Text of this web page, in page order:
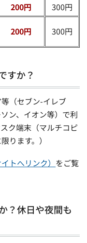
200円
300円
200円 300円
すか？
（セブン-イレブ
ン、イオン等）で利
ク端末（マルチコピ
ります。）
トへリンク） をご覧
？休日や夜間も